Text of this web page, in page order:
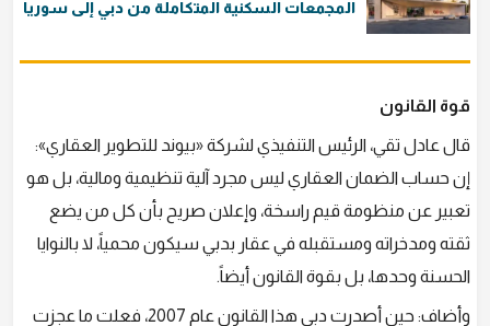
المجمعات السكنية المتكاملة من دبي إلى سوريا
قوة القانون
قال عادل تقي، الرئيس التنفيذي لشركة «بيوند للتطوير العقاري»:
إن حساب الضمان العقاري ليس مجرد آلية تنظيمية ومالية، بل هو
تعبير عن منظومة قيم راسخة، وإعلان صريح بأن كل من يضع
ثقته ومدخراته ومستقبله في عقار بدبي سيكون محمياً، لا بالنوايا
الحسنة وحدها، بل بقوة القانون أيضاً.
وأضاف: حين أصدرت دبي هذا القانون عام 2007، فعلت ما عجزت